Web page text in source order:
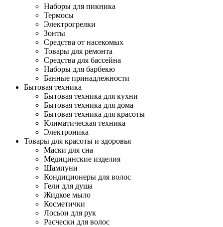
Наборы для пикника
Термосы
Электрогрелки
Зонты
Средства от насекомых
Товары для ремонта
Средства для бассейна
Наборы для барбекю
Банные принадлежности
Бытовая техника
Бытовая техника для кухни
Бытовая техника для дома
Бытовая техника для красоты
Климатическая техника
Электроника
Товары для красоты и здоровья
Маски для сна
Медицинские изделия
Шампуни
Кондиционеры для волос
Гели для душа
Жидкое мыло
Косметички
Лосьон для рук
Расчески для волос